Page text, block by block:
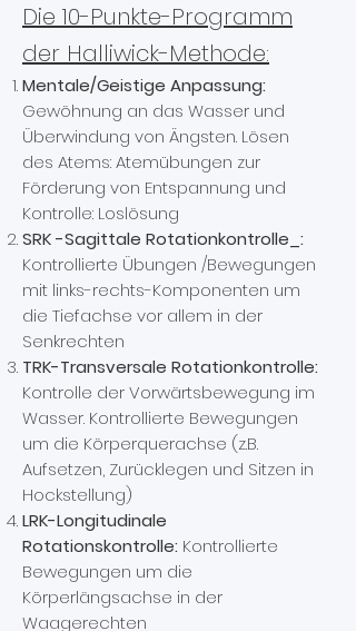
Die 10-Punkte-Programm
der Halliwick-Methode:
Mentale/Geistige Anpassung:
Gewöhnung an das Wasser und
Überwindung von Ängsten. Lösen
des Atems: Atemübungen zur
Förderung von Entspannung und
Kontrolle: Loslösung
SRK -Sagittale Rotationkontrolle_:
Kontrollierte Übungen /Bewegungen
mit links-rechts-Komponenten um
die Tiefachse vor allem in der
Senkrechten
TRK-Transversale Rotationkontrolle:
Kontrolle der Vorwärtsbewegung im
Wasser. Kontrollierte Bewegungen
um die Körperquerachse (z.B.
Aufsetzen, Zurücklegen und Sitzen in
Hockstellung)
LRK-Longitudinale
Rotationskontrolle: Kontrollierte
Bewegungen um die
Körperlängsachse in der
Waagerechten